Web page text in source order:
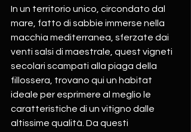
In un territorio unico, circondato dal
mare, fatto di sabbie immerse nella
macchia mediterranea, sferzate dai
venti salsi di maestrale, quest vigneti
secolari scampati alla piaga della
fillossera, trovano qui un habitat
ideale per esprimere al meglio le
caratteristiche di un vitigno dalle
altissime qualità. Da questi